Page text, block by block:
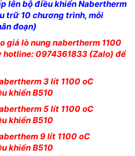
lên bộ điều khiển Nabertherm
trữ 10 chương trình, mỗi
đoạn)
giá lò nung nabertherm 1100
hotline: 0974361833 (Zalo) để
3 lít 1100 oC
khiển B510
5 lít 1100 oC
khiển B510
9 lít 1100 oC
khiển B510